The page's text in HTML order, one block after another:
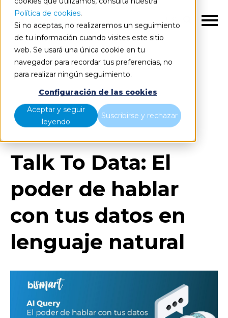
Política de cookies.
Si no aceptas, no realizaremos un seguimiento
de tu información cuando visites este sitio
web. Se usará una única cookie en tu
navegador para recordar tus preferencias, no
para realizar ningún seguimiento.
Configuración de las cookies
Aceptar y seguir
leyendo
Suscribirse y rechazar
ES
Talk To Data: El poder de hablar con tus datos en
lenguaje natural
Talk To Data: El
poder de hablar
con tus datos en
lenguaje natural